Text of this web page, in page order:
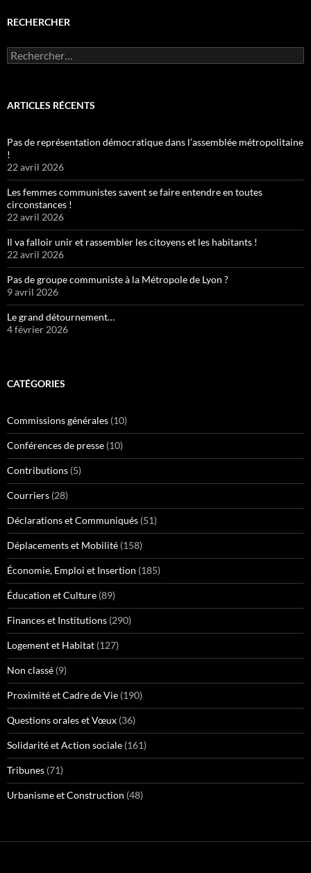
RECHERCHER
Rechercher :
ARTICLES RÉCENTS
Pas de représentation démocratique dans l’assemblée métropolitaine
!
22 avril 2026
Les femmes communistes savent se faire entendre en toutes
circonstances !
22 avril 2026
Il va falloir unir et rassembler les citoyens et les habitants !
22 avril 2026
Pas de groupe communiste à la Métropole de Lyon ?
9 avril 2026
Le grand détournement…
4 février 2026
CATÉGORIES
Commissions générales (10)
Conférences de presse (10)
Contributions (5)
Courriers (28)
Déclarations et Communiqués (51)
Déplacements et Mobilité (158)
Économie, Emploi et Insertion (185)
Éducation et Culture (89)
Finances et Institutions (290)
Logement et Habitat (127)
Non classé (9)
Proximité et Cadre de Vie (190)
Questions orales et Vœux (36)
Solidarité et Action sociale (161)
Tribunes (71)
Urbanisme et Construction (48)